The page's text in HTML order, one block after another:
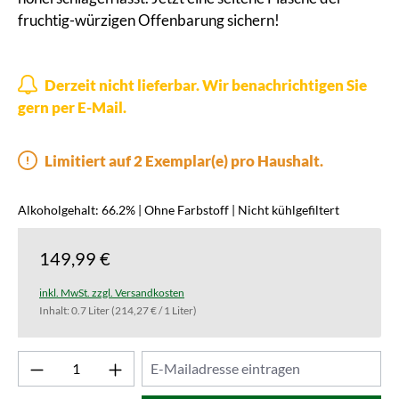
fruchtig-würzigen Offenbarung sichern!
Derzeit nicht lieferbar. Wir benachrichtigen Sie
gern per E-Mail.
Limitiert auf 2 Exemplar(e) pro Haushalt.
Alkoholgehalt: 66.2% | Ohne Farbstoff | Nicht kühlgefiltert
149,99 €
inkl. MwSt. zzgl. Versandkosten
Inhalt: 0.7 Liter(214,27 € / 1 Liter)